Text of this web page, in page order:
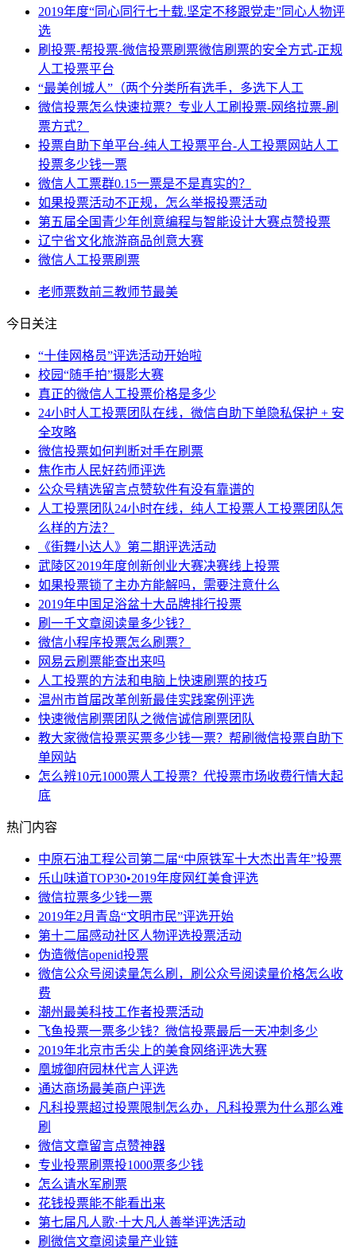
2019年度“同心同行七十载.坚定不移跟党走”同心人物评
选
刷投票-帮投票-微信投票刷票微信刷票的安全方式-正规
人工投票平台
“最美创城人”（两个分类所有选手，多选下人工
微信投票怎么快速拉票？专业人工刷投票-网络拉票-刷
票方式？
投票自助下单平台-纯人工投票平台-人工投票网站人工
投票多少钱一票
微信人工票群0.15一票是不是真实的？
如果投票活动不正规，怎么举报投票活动
第五届全国青少年创意编程与智能设计大赛点赞投票
辽宁省文化旅游商品创意大赛
微信人工投票刷票
老师票数前三教师节最美
今日关注
“十佳网格员”评选活动开始啦
校园“随手拍”摄影大赛
真正的微信人工投票价格是多少
24小时人工投票团队在线，微信自助下单隐私保护 + 安
全攻略
微信投票如何判断对手在刷票
焦作市人民好药师评选
公众号精选留言点赞软件有没有靠谱的
人工投票团队24小时在线，纯人工投票人工投票团队怎
么样的方法？
《街舞小达人》第二期评选活动
武陵区2019年度创新创业大赛决赛线上投票
如果投票锁了主办方能解吗，需要注意什么
2019年中国足浴盆十大品牌排行投票
刷一千文章阅读量多少钱？
微信小程序投票怎么刷票？
网易云刷票能查出来吗
人工投票的方法和电脑上快速刷票的技巧
温州市首届改革创新最佳实践案例评选
快速微信刷票团队之微信诚信刷票团队
教大家微信投票买票多少钱一票？帮刷微信投票自助下
单网站
怎么辨10元1000票人工投票？代投票市场收费行情大起
底
热门内容
中原石油工程公司第二届“中原铁军十大杰出青年”投票
乐山味道TOP30•2019年度网红美食评选
微信拉票多少钱一票
2019年2月青岛“文明市民”评选开始
第十二届感动社区人物评选投票活动
伪造微信openid投票
微信公众号阅读量怎么刷，刷公众号阅读量价格怎么收
费
潮州最美科技工作者投票活动
飞鱼投票一票多少钱？微信投票最后一天冲刺多少
2019年北京市舌尖上的美食网络评选大赛
凰城御府园林代言人评选
通达商场最美商户评选
凡科投票超过投票限制怎么办，凡科投票为什么那么难
刷
微信文章留言点赞神器
专业投票刷票投1000票多少钱
怎么请水军刷票
花钱投票能不能看出来
第七届凡人歌·十大凡人善举评选活动
刷微信文章阅读量产业链